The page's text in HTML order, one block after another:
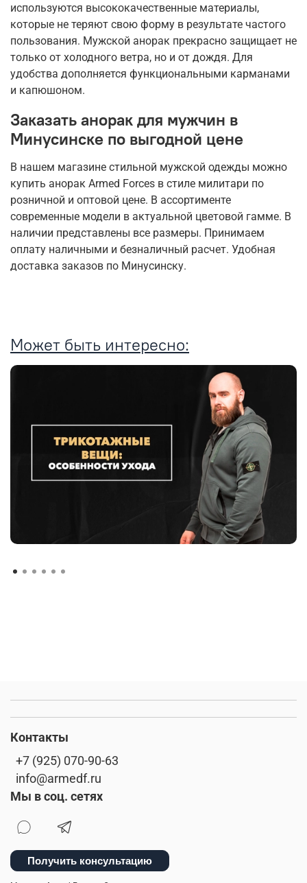
используются высококачественные материалы,
которые не теряют свою форму в результате частого
пользования. Мужской анорак прекрасно защищает не
только от холодного ветра, но и от дождя. Для
удобства дополняется функциональными карманами
и капюшоном.
Заказать анорак для мужчин в
Минусинске по выгодной цене
В нашем магазине стильной мужской одежды можно
купить анорак Armed Forces в стиле милитари по
розничной и оптовой цене. В ассортименте
современные модели в актуальной цветовой гамме. В
наличии представлены все размеры. Принимаем
оплату наличными и безналичный расчет. Удобная
доставка заказов по Минусинску.
Может быть интересно:
Контакты
+7 (925) 070-90-63
info@armedf.ru
Мы в соц. сетях
Получить консультацию